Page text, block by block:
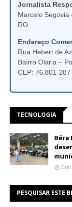
Jornalista
Marcelo Segovia
RO
Endereço
Rua Hebert de
Bairro Olaria –
CEP: 76.801-287
TECNOLOGIA
Béra
PESQUISAR ESTE